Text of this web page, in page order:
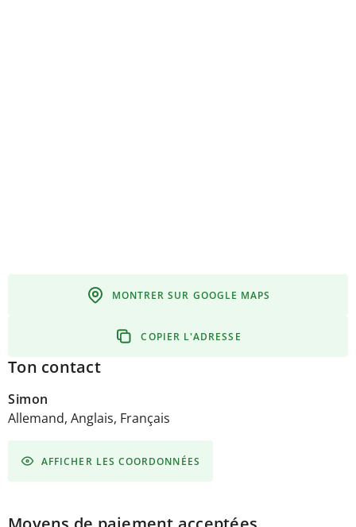
MONTRER SUR GOOGLE MAPS
COPIER L'ADRESSE
Ton contact
Simon
Allemand, Anglais, Français
AFFICHER LES COORDONNÉES